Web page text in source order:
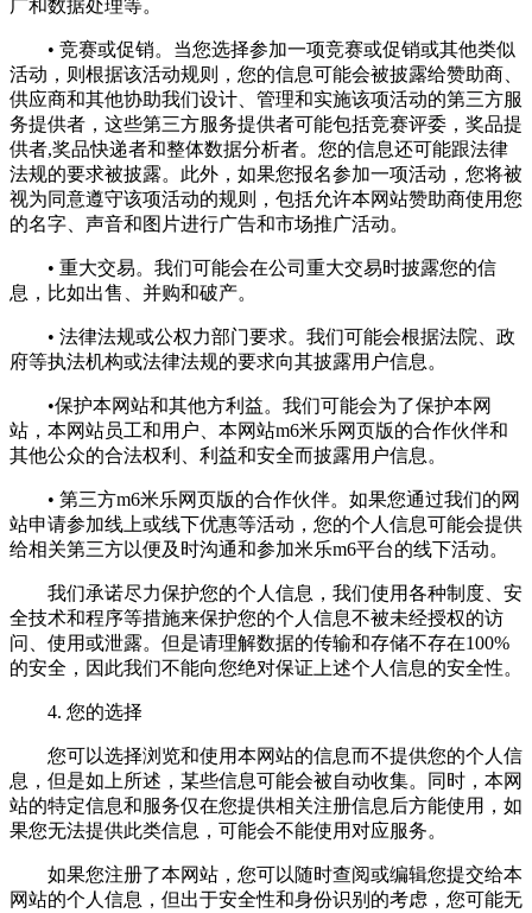
广和数据处理等。
• 竞赛或促销。当您选择参加一项竞赛或促销或其他类似
活动，则根据该活动规则，您的信息可能会被披露给赞助商、
供应商和其他协助我们设计、管理和实施该项活动的第三方服
务提供者，这些第三方服务提供者可能包括竞赛评委，奖品提
供者,奖品快递者和整体数据分析者。您的信息还可能跟法律
法规的要求被披露。此外，如果您报名参加一项活动，您将被
视为同意遵守该项活动的规则，包括允许本网站赞助商使用您
的名字、声音和图片进行广告和市场推广活动。
• 重大交易。我们可能会在公司重大交易时披露您的信
息，比如出售、并购和破产。
• 法律法规或公权力部门要求。我们可能会根据法院、政
府等执法机构或法律法规的要求向其披露用户信息。
•保护本网站和其他方利益。我们可能会为了保护本网
站，本网站员工和用户、本网站m6米乐网页版的合作伙伴和
其他公众的合法权利、利益和安全而披露用户信息。
• 第三方m6米乐网页版的合作伙伴。如果您通过我们的网
站申请参加线上或线下优惠等活动，您的个人信息可能会提供
给相关第三方以便及时沟通和参加米乐m6平台的线下活动。
我们承诺尽力保护您的个人信息，我们使用各种制度、安
全技术和程序等措施来保护您的个人信息不被未经授权的访
问、使用或泄露。但是请理解数据的传输和存储不存在100%
的安全，因此我们不能向您绝对保证上述个人信息的安全性。
4. 您的选择
您可以选择浏览和使用本网站的信息而不提供您的个人信
息，但是如上所述，某些信息可能会被自动收集。同时，本网
站的特定信息和服务仅在您提供相关注册信息后方能使用，如
果您无法提供此类信息，可能会不能使用对应服务。
如果您注册了本网站，您可以随时查阅或编辑您提交给本
网站的个人信息，但出于安全性和身份识别的考虑，您可能无